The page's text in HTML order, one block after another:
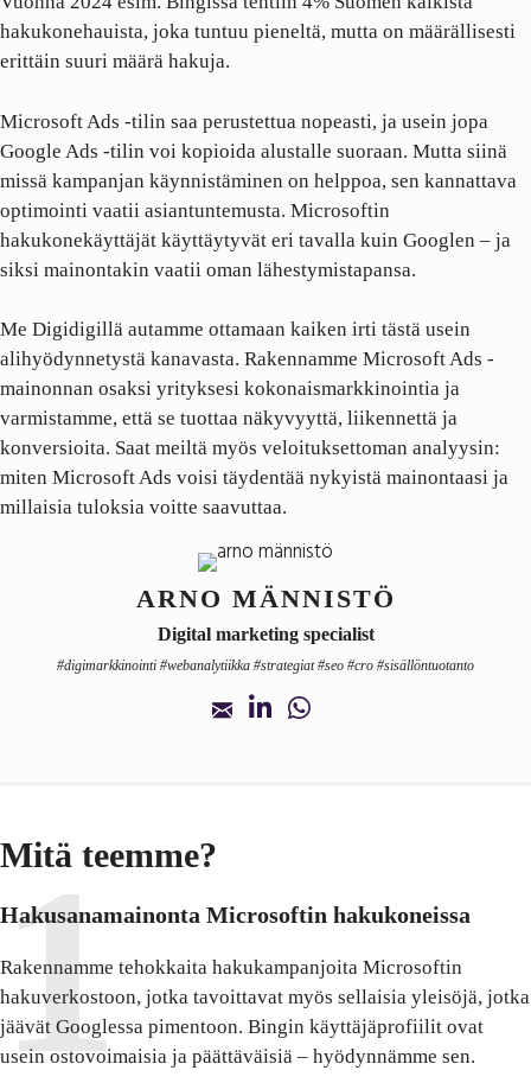
hakukonehauista, joka tuntuu pieneltä, mutta on määrällisesti
erittäin suuri määrä hakuja.
Microsoft Ads -tilin saa perustettua nopeasti, ja usein jopa
Google Ads -tilin voi kopioida alustalle suoraan. Mutta siinä
missä kampanjan käynnistäminen on helppoa, sen kannattava
optimointi vaatii asiantuntemusta. Microsoftin
hakukonekäyttäjät käyttäytyvät eri tavalla kuin Googlen – ja
siksi mainontakin vaatii oman lähestymistapansa.
Me Digidigillä autamme ottamaan kaiken irti tästä usein
alihyödynnetystä kanavasta. Rakennamme Microsoft Ads -
mainonnan osaksi yrityksesi kokonaismarkkinointia ja
varmistamme, että se tuottaa näkyvyyttä, liikennettä ja
konversioita. Saat meiltä myös veloituksettoman analyysin:
miten Microsoft Ads voisi täydentää nykyistä mainontaasi ja
millaisia tuloksia voitte saavuttaa.
ARNO MÄNNISTÖ
Digital marketing specialist
#digimarkkinointi #webanalytiikka #strategiat #seo #cro #sisällöntuotanto
Mitä teemme?
Hakusanamainonta Microsoftin hakukoneissa
Rakennamme tehokkaita hakukampanjoita Microsoftin
hakuverkostoon, jotka tavoittavat myös sellaisia yleisöjä, jotka
jäävät Googlessa pimentoon. Bingin käyttäjäprofiilit ovat
usein ostovoimaisia ja päättäväisiä – hyödynnämme sen.